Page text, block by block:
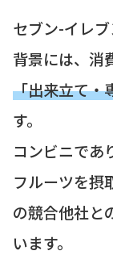
セブン-イレ
背景には、消
「出来立て・
す。
コンビニであ
フルーツを摂
の競合他社と
います。